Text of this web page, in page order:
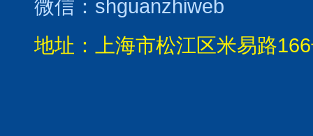
微信：shguanzhiweb
地址：上海市松江区米易路